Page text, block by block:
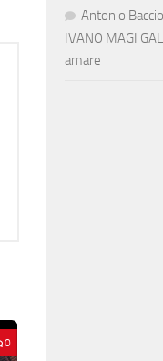
0
Antonio
IVANO MAGI
amare